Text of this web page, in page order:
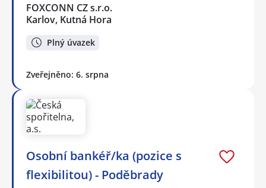
FOXCONN CZ s.r.o.
Karlov, Kutná Hora
Plný úvazek
Zveřejněno: 6. srpna
Osobní bankéř/ka (pozice s
flexibilitou) - Poděbrady